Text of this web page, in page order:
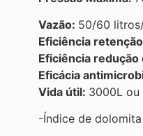
Vazão: 50/60
Eficiência
Eficiência redução
Eficácia
Vida útil: 3000L ou
-Índice de